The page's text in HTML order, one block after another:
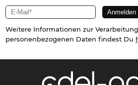
Weitere Informationen zur
personenbezogenen Daten findest Du